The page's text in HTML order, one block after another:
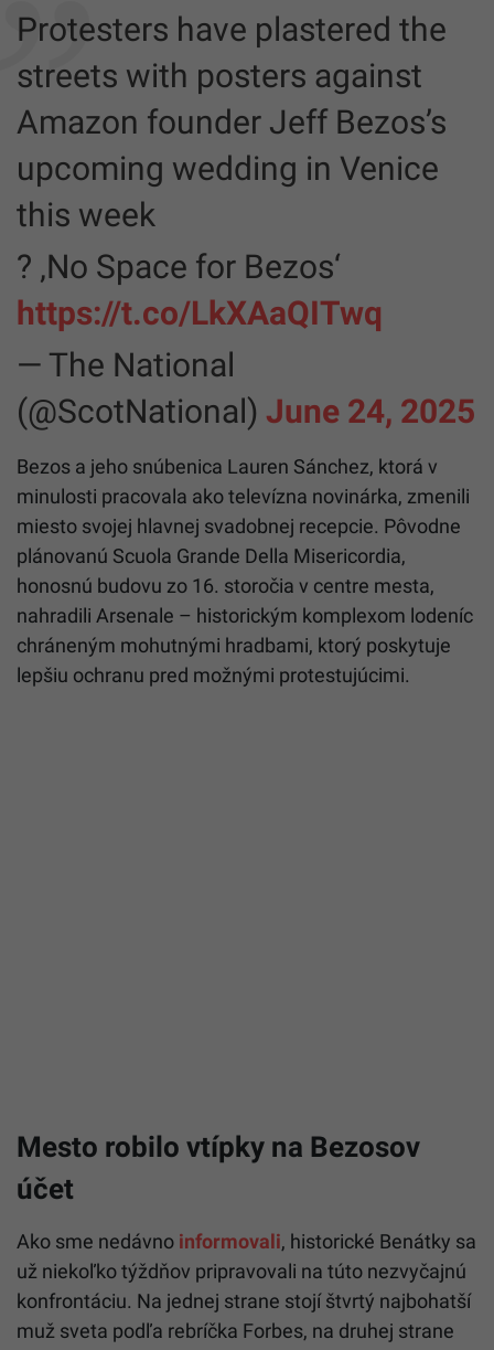
Protesters have plastered the
streets with posters against
Amazon founder Jeff Bezos’s
upcoming wedding in Venice
this week
?️ ‚No Space for Bezos‘
https://t.co/LkXAaQITwq
— The National
(@ScotNational) June 24, 2025
Bezos a jeho snúbenica Lauren Sánchez, ktorá v
minulosti pracovala ako televízna novinárka, zmenili
miesto svojej hlavnej svadobnej recepcie. Pôvodne
plánovanú Scuola Grande Della Misericordia,
honosnú budovu zo 16. storočia v centre mesta,
nahradili Arsenale – historickým komplexom lodeníc
chráneným mohutnými hradbami, ktorý poskytuje
lepšiu ochranu pred možnými protestujúcimi.
Mesto robilo vtípky na Bezosov
účet
Ako sme nedávno informovali, historické Benátky sa
už niekoľko týždňov pripravovali na túto nezvyčajnú
konfrontáciu. Na jednej strane stojí štvrtý najbohatší
muž sveta podľa rebríčka Forbes, na druhej strane